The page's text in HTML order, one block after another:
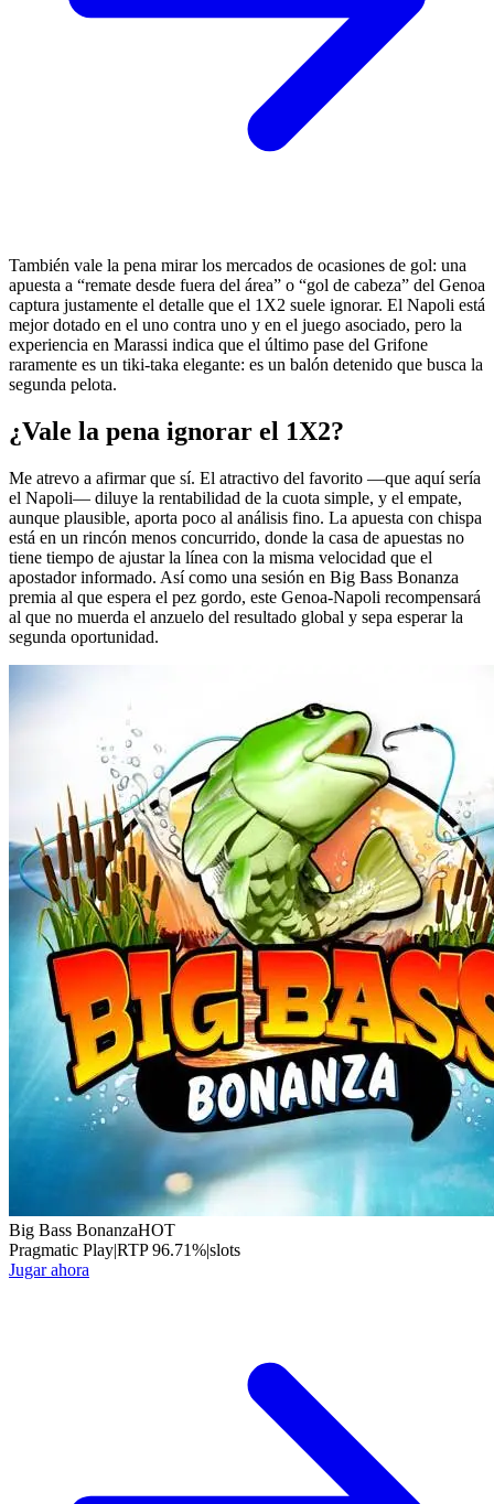
También vale la pena mirar los mercados de ocasiones de gol: una
apuesta a “remate desde fuera del área” o “gol de cabeza” del Genoa
captura justamente el detalle que el 1X2 suele ignorar. El Napoli está
mejor dotado en el uno contra uno y en el juego asociado, pero la
experiencia en Marassi indica que el último pase del Grifone
raramente es un tiki-taka elegante: es un balón detenido que busca la
segunda pelota.
¿Vale la pena ignorar el 1X2?
Me atrevo a afirmar que sí. El atractivo del favorito —que aquí sería
el Napoli— diluye la rentabilidad de la cuota simple, y el empate,
aunque plausible, aporta poco al análisis fino. La apuesta con chispa
está en un rincón menos concurrido, donde la casa de apuestas no
tiene tiempo de ajustar la línea con la misma velocidad que el
apostador informado. Así como una sesión en Big Bass Bonanza
premia al que espera el pez gordo, este Genoa-Napoli recompensará
al que no muerda el anzuelo del resultado global y sepa esperar la
segunda oportunidad.
Big Bass BonanzaHOT
Pragmatic Play|RTP96.71%|slots
Jugar ahora